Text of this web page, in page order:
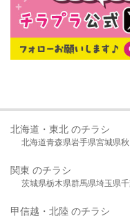
北海道・東北 のチラシ
北海道青森県岩手県宮城県
関東 のチラシ
茨城県栃木県群馬県埼玉県
甲信越・北陸 のチラシ